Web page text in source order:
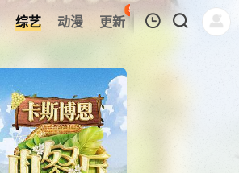
综艺 动漫 更新
87
热榜 APP